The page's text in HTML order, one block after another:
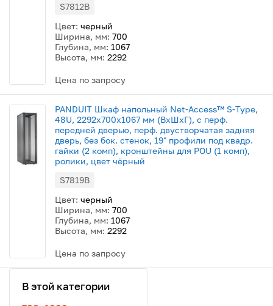
S7812B
Цвет: черный
Ширина, мм: 700
Глубина, мм: 1067
Высота, мм: 2292
Цена по запросу
PANDUIT Шкаф напольный Net-Access™ S-Type,
48U, 2292x700x1067 мм (ВхШхГ), с перф.
передней дверью, перф. двустворчатая задняя
дверь, без бок. стенок, 19" профили под квадр.
гайки (2 комп), кронштейны для POU (1 комп),
ролики, цвет чёрный
S7819B
Цвет: черный
Ширина, мм: 700
Глубина, мм: 1067
Высота, мм: 2292
Цена по запросу
В этой категории